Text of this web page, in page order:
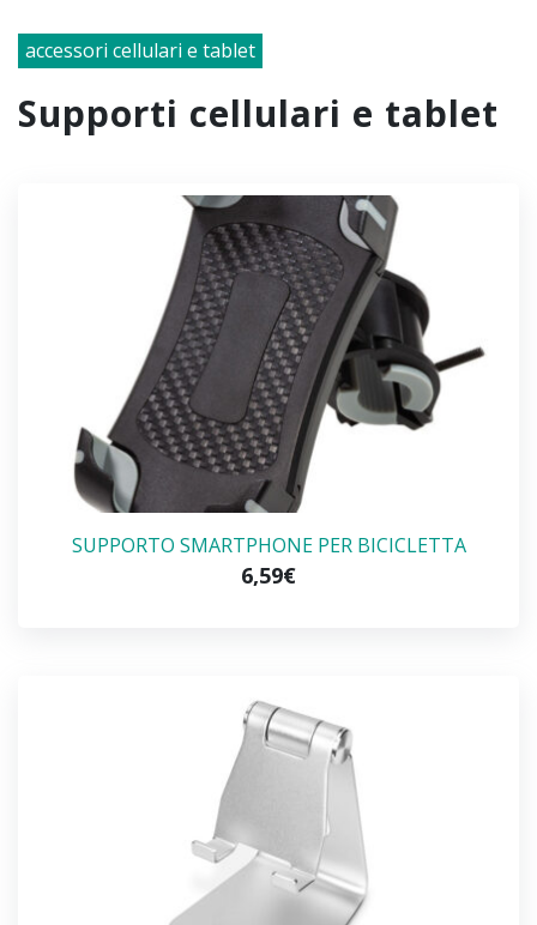
accessori cellulari e tablet
supporti cellulari e tablet
SUPPORTO SMARTPHONE PER BICICLETTA
6,59€